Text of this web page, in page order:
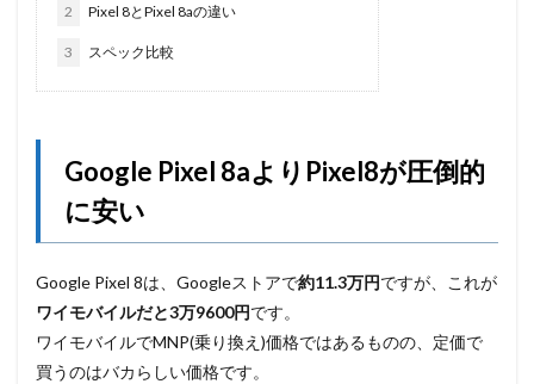
2 Pixel 8とPixel 8aの違い
3 スペック比較
Google Pixel 8aよりPixel8が圧倒的
に安い
Google Pixel 8は、Googleストアで約11.3万円ですが、これが
ワイモバイルだと3万9600円です。
ワイモバイルでMNP(乗り換え)価格ではあるものの、定価で
買うのはバカらしい価格です。